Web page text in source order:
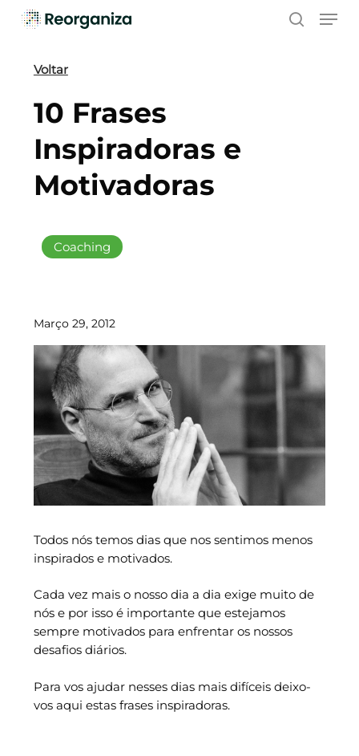
Skip
contentVoltar
Coaching
10 Frases
Inspiradoras e
Motivadoras
Março 29, 2012
Todos nós temos dias que nos sentimos menos
inspirados e motivados.
Cada vez mais o nosso dia a dia exige muito de
nós e por isso é importante que estejamos
sempre motivados para enfrentar os nossos
desafios diários.
Para vos ajudar nesses dias mais difíceis deixo-
vos aqui estas frases inspiradoras.